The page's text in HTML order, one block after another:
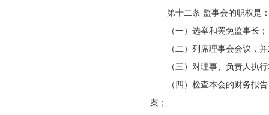
第十二条 监事会的职权是
（一）选举和罢免监事长；
（二）列席理事会会议，
（三）对理事、负责人执
（四）检查本会的财务报
案；